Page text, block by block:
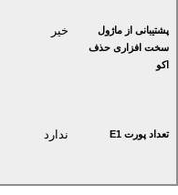
پشتیبانی از ماژول
سخت افزاری حذف
اکو
خیر
تعداد پورت E1 ندارد